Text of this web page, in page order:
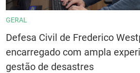
GERAL
Defesa Civil de Frederico
encarregado com ampla
gestão de desastres